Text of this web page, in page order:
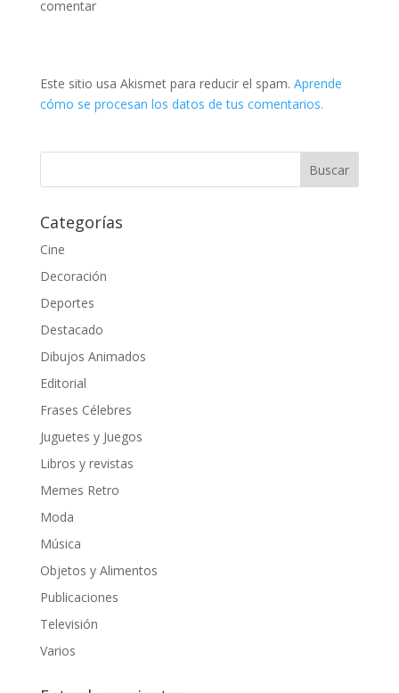
comentar
Este sitio usa Akismet para reducir el spam. Aprende
cómo se procesan los datos de tus comentarios.
Categorías
Cine
Decoración
Deportes
Destacado
Dibujos Animados
Editorial
Frases Célebres
Juguetes y Juegos
Libros y revistas
Memes Retro
Moda
Música
Objetos y Alimentos
Publicaciones
Televisión
Varios